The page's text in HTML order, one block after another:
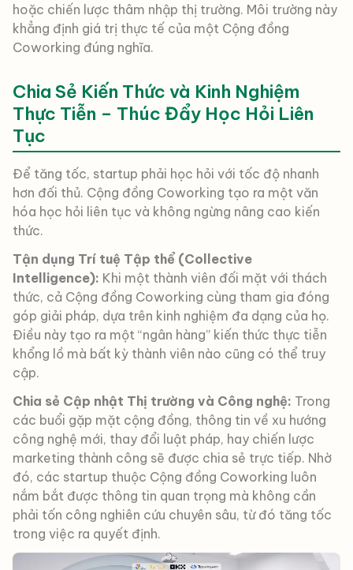
hoặc chiến lược thâm nhập thị trường. Môi trường này
khẳng định giá trị thực tế của một Cộng đồng
Coworking đúng nghĩa.
Chia Sẻ Kiến Thức và Kinh Nghiệm
Thực Tiễn – Thúc Đẩy Học Hỏi Liên
Tục
Để tăng tốc, startup phải học hỏi với tốc độ nhanh
hơn đối thủ. Cộng đồng Coworking tạo ra một văn
hóa học hỏi liên tục và không ngừng nâng cao kiến
thức.
Tận dụng Trí tuệ Tập thể (Collective
Intelligence): Khi một thành viên đối mặt với thách
thức, cả Cộng đồng Coworking cùng tham gia đóng
góp giải pháp, dựa trên kinh nghiệm đa dạng của họ.
Điều này tạo ra một “ngân hàng” kiến thức thực tiễn
khổng lồ mà bất kỳ thành viên nào cũng có thể truy
cập.
Chia sẻ Cập nhật Thị trường và Công nghệ: Trong
các buổi gặp mặt cộng đồng, thông tin về xu hướng
công nghệ mới, thay đổi luật pháp, hay chiến lược
marketing thành công sẽ được chia sẻ trực tiếp. Nhờ
đó, các startup thuộc Cộng đồng Coworking luôn
nắm bắt được thông tin quan trọng mà không cần
phải tốn công nghiên cứu chuyên sâu, từ đó tăng tốc
trong việc ra quyết định.